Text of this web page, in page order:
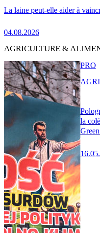
La laine peut-elle aider à
04.08.2026
AGRICULTURE &
la
PRO